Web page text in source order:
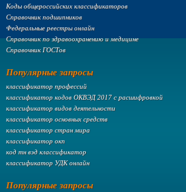
Коды общероссийских классификаторов
Справочник подшипников
Федеральные реестры онлайн
Справочник по здравоохранению и медицине
Справочник ГОСТов
Популярные запросы
классификатор профессий
классификатор кодов ОКВЭД 2017 с расшифровкой
классификатор видов деятельности
классификатор основных средств
классификатор стран мира
классификатор окп
код тн вэд классификатор
классификатор УДК онлайн
Популярные запросы